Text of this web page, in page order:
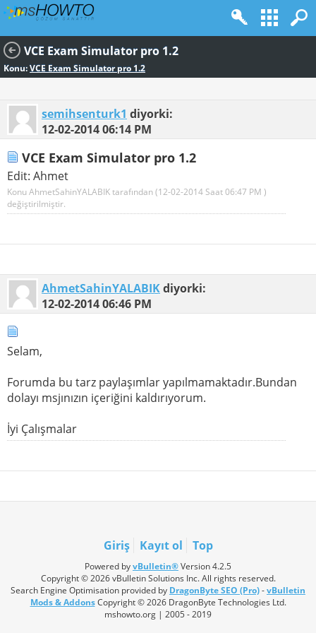
VCE Exam Simulator pro 1.2
Konu:VCE Exam Simulator pro 1.2
semihsenturk1 diyorki:
12-02-201406:14 PM
VCE Exam Simulator pro 1.2
Edit: Ahmet
Konu AhmetSahinYALABIK tarafından (12-02-2014 Saat06:47 PM )
değiştirilmiştir.
AhmetSahinYALABIKdiyorki:
12-02-201406:46 PM
Selam,
Forumda bu tarz paylaşımlar yapılmamaktadır.Bundan
dolayı msjınızın içeriğini kaldırıyorum.
İyi Çalışmalar
Giriş Kayıt ol Top
Powered byvBulletin®Version 4.2.5
Copyright © 2026 vBulletin Solutions Inc. All rights reserved.
Search Engine Optimisation provided by DragonByte SEO (Pro)-vBulletin
Mods & AddonsCopyright © 2026 DragonByte Technologies Ltd.
mshowto.org | 2005 - 2019